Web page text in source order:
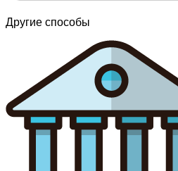
Другие способы